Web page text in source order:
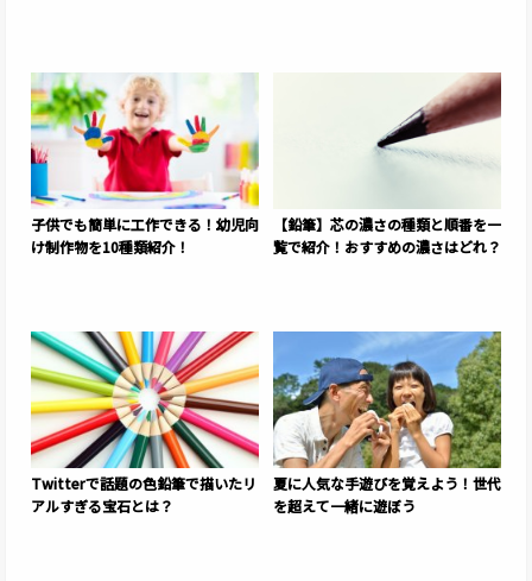
子供でも簡単に工作できる！幼児向
け制作物を10種類紹介！
【鉛筆】芯の濃さの種類と順番を一
覧で紹介！おすすめの濃さはどれ？
Twitterで話題の色鉛筆で描いたリ
アルすぎる宝石とは？
夏に人気な手遊びを覚えよう！世代
を超えて一緒に遊ぼう